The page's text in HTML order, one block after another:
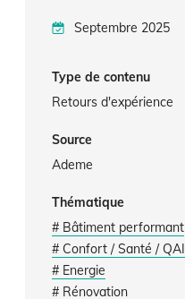
Septembre 2025
Type de contenu
Retours d'expérience
Source
Ademe
Thématique
# Bâtiment performant
# Confort / Santé / QAI
# Energie
# Rénovation